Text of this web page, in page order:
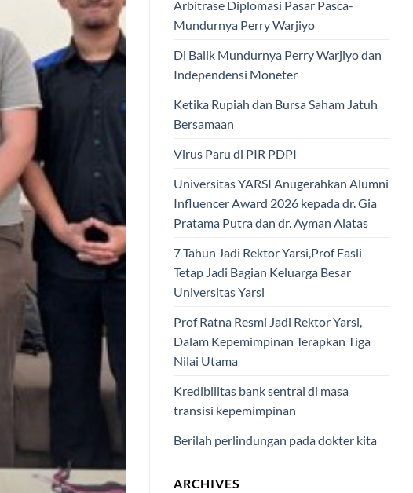
Arbitrase Diplomasi Pasar Pasca-
Mundurnya Perry Warjiyo
Di Balik Mundurnya Perry Warjiyo dan
Independensi Moneter
Ketika Rupiah dan Bursa Saham Jatuh
Bersamaan
Virus Paru di PIR PDPI
Universitas YARSI Anugerahkan Alumni
Influencer Award 2026 kepada dr. Gia
Pratama Putra dan dr. Ayman Alatas
7 Tahun Jadi Rektor Yarsi,Prof Fasli
Tetap Jadi Bagian Keluarga Besar
Universitas Yarsi
Prof Ratna Resmi Jadi Rektor Yarsi,
Dalam Kepemimpinan Terapkan Tiga
Nilai Utama
Kredibilitas bank sentral di masa
transisi kepemimpinan
Berilah perlindungan pada dokter kita
ARCHIVES